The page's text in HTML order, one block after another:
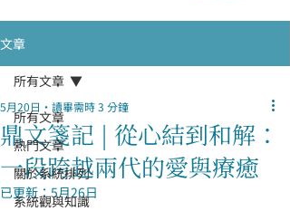
文章
所有文章
熱門文章
關於系統排列
系統觀與知識
所有文章
鼎文箋記 | 從心結到和解：
一段跨越兩代的愛與療癒
5月20日 讀畢需時 3 分鐘
已更新：5月26日